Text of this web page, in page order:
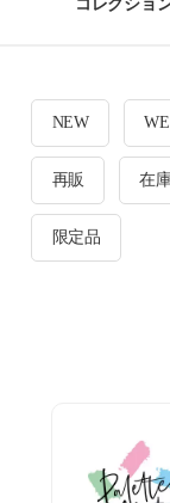
コレクショ
NEW
再販 在
限定品